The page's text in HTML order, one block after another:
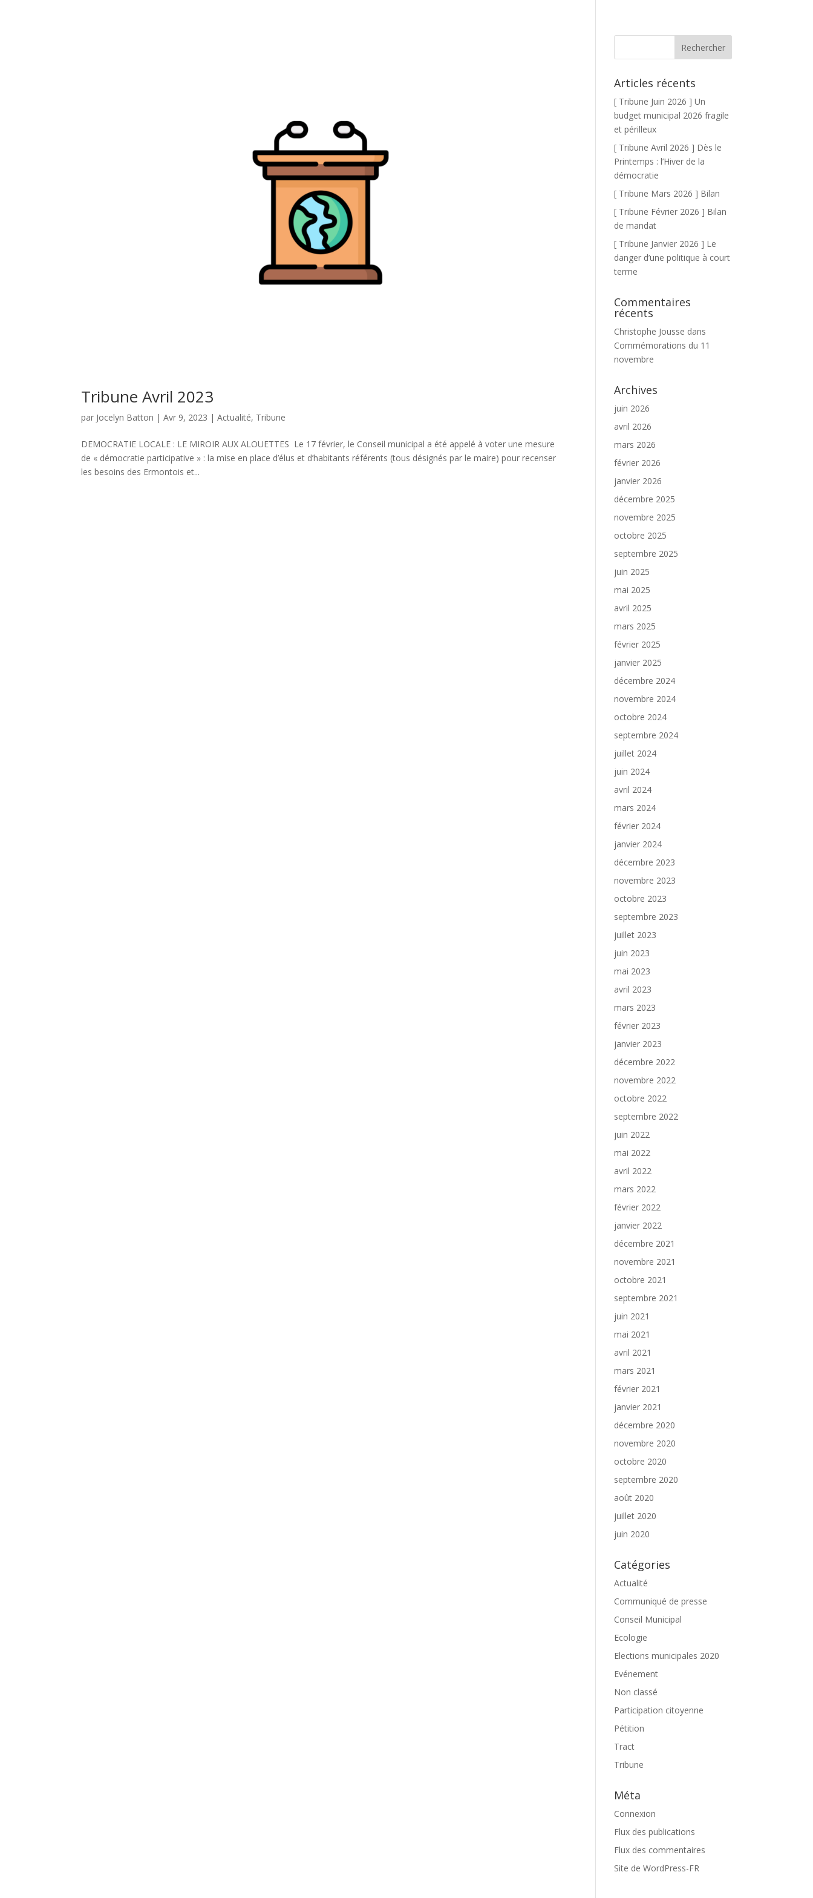
Tribune Avril 2023
par Jocelyn Batton |Avr 9, 2023 |Actualité, Tribune
DEMOCRATIE LOCALE : LE MIROIR AUX ALOUETTES Le 17 février, le Conseil municipal a été appelé à voter une mesure
de « démocratie participative » : la mise en place d’élus et d’habitants référents (tous désignés par le maire) pour recenser
les besoins des Ermontois et...
Articles récents
[ Tribune Juin 2026 ] Un
budget municipal 2026 fragile
et périlleux
[ Tribune Avril 2026 ] Dès le
Printemps : l’Hiver de la
démocratie
[ Tribune Mars 2026 ] Bilan
[ Tribune Février 2026 ] Bilan
de mandat
[ Tribune Janvier 2026 ] Le
danger d’une politique à court
terme
Commentaires
récents
Christophe Jousse dans
Commémorations du 11
novembre
Archives
juin 2026
avril 2026
mars 2026
février 2026
janvier 2026
décembre 2025
novembre 2025
octobre 2025
septembre 2025
juin 2025
mai 2025
avril 2025
mars 2025
février 2025
janvier 2025
décembre 2024
novembre 2024
octobre 2024
septembre 2024
juillet 2024
juin 2024
avril 2024
mars 2024
février 2024
janvier 2024
décembre 2023
novembre 2023
octobre 2023
septembre 2023
juillet 2023
juin 2023
mai 2023
avril 2023
mars 2023
février 2023
janvier 2023
décembre 2022
novembre 2022
octobre 2022
septembre 2022
juin 2022
mai 2022
avril 2022
mars 2022
février 2022
janvier 2022
décembre 2021
novembre 2021
octobre 2021
septembre 2021
juin 2021
mai 2021
avril 2021
mars 2021
février 2021
janvier 2021
décembre 2020
novembre 2020
octobre 2020
septembre 2020
août 2020
juillet 2020
juin 2020
Catégories
Actualité
Communiqué de presse
Conseil Municipal
Ecologie
Elections municipales 2020
Evénement
Non classé
Participation citoyenne
Pétition
Tract
Tribune
Méta
Connexion
Flux des publications
Flux des commentaires
Site de WordPress-FR